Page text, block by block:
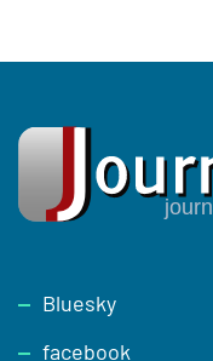
Footer
Bluesky
facebook